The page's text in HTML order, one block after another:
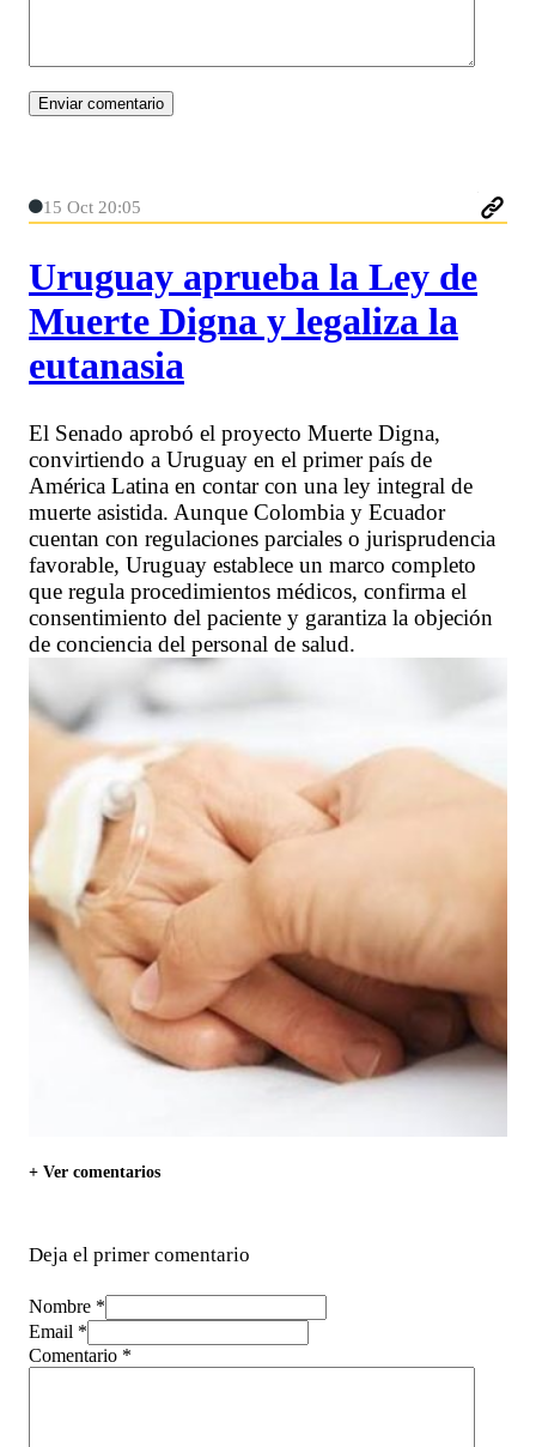
15 Oct 20:05
Uruguay aprueba la Ley de
Muerte Digna y legaliza la
eutanasia
El Senado aprobó el proyecto Muerte Digna,
convirtiendo a Uruguay en el primer país de
América Latina en contar con una ley integral de
muerte asistida. Aunque Colombia y Ecuador
cuentan con regulaciones parciales o jurisprudencia
favorable, Uruguay establece un marco completo
que regula procedimientos médicos, confirma el
consentimiento del paciente y garantiza la objeción
de conciencia del personal de salud.
+ Ver comentarios
Deja el primer comentario
Nombre *
Email *
Comentario *